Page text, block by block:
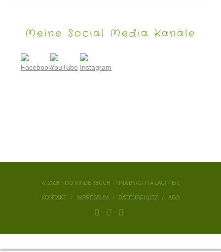
Meine Social Media Kanäle
© 2026 TIJO KINDERBUCH - TINA BIRGITTA LAUFFER
KONTAKT IMPRESSUM DATENSCHUTZ AGB